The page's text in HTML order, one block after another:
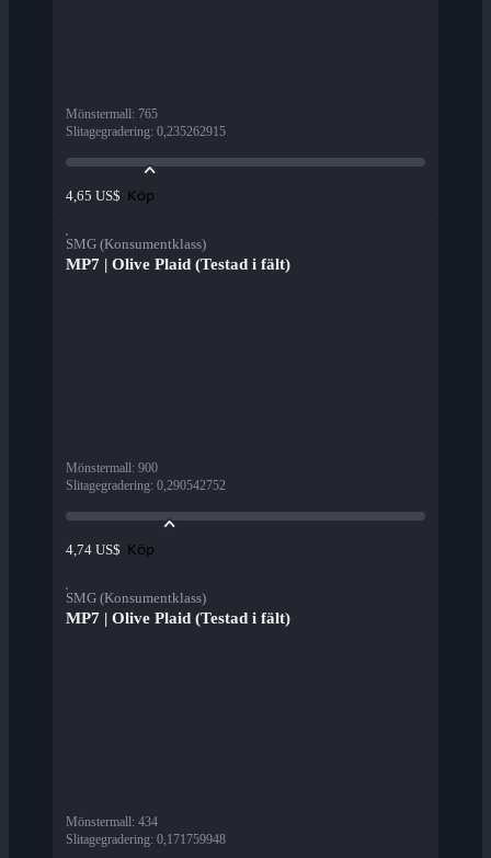
Mönstermall: 765
Slitagegradering: 0,235262915
4,65 US$ Köp
SMG (Konsumentklass)
MP7 | Olive Plaid (Testad i fält)
Mönstermall: 900
Slitagegradering: 0,290542752
4,74 US$ Köp
SMG (Konsumentklass)
MP7 | Olive Plaid (Testad i fält)
Mönstermall: 434
Slitagegradering: 0,171759948